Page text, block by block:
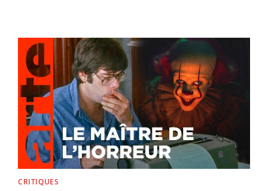
LA
CRÉATION
LA
CRITIQUE
CRITIQUES